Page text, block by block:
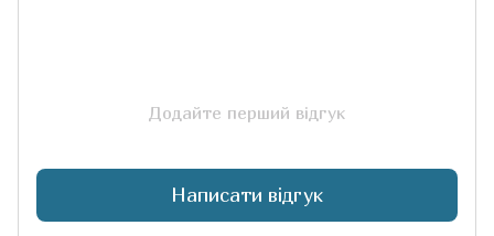
Додайте перший відгук
Написати відгук